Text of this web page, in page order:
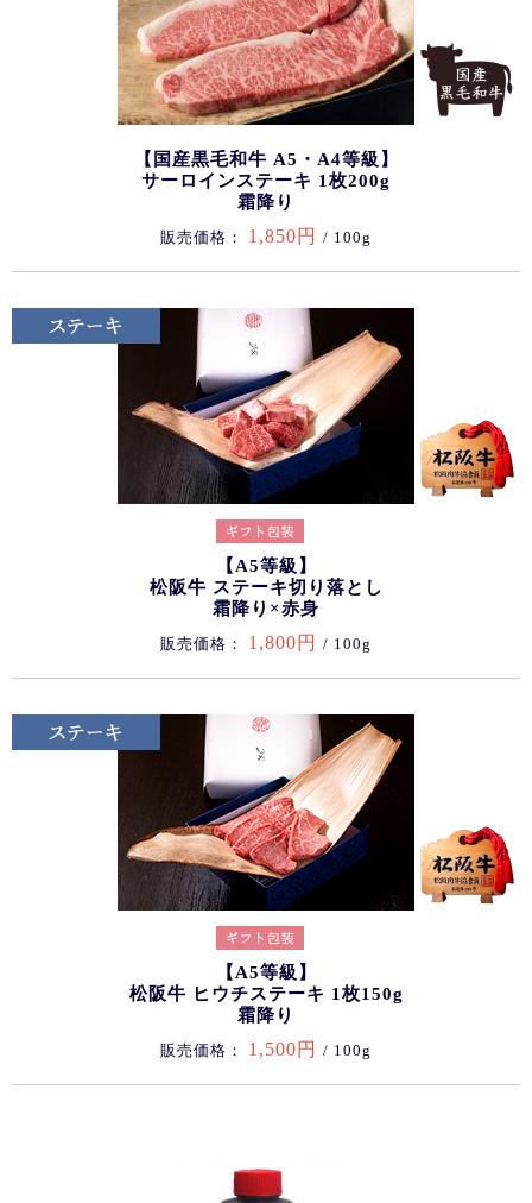
【国産黒毛和牛 A5・A4等級】
サーロインステーキ 1枚200g
霜降り
販売価格： 1,850円 / 100g
【A5等級】
松阪牛 ステーキ切り落とし
霜降り×赤身
販売価格： 1,800円 / 100g
【A5等級】
松阪牛 ヒウチステーキ 1枚150g
霜降り
販売価格： 1,500円 / 100g